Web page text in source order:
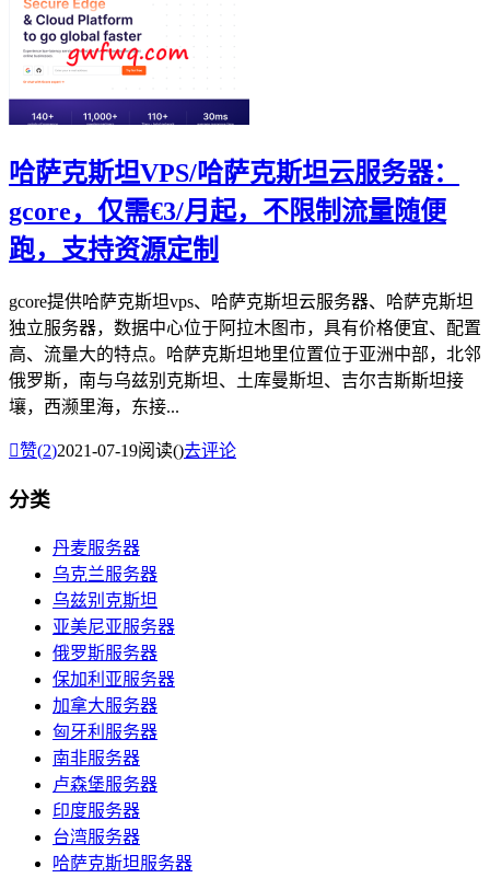
哈萨克斯坦VPS/哈萨克斯坦云服务器：
gcore，仅需€3/月起，不限制流量随便
跑，支持资源定制
gcore提供哈萨克斯坦vps、哈萨克斯坦云服务器、哈萨克斯坦
独立服务器，数据中心位于阿拉木图市，具有价格便宜、配置
高、流量大的特点。哈萨克斯坦地里位置位于亚洲中部，北邻
俄罗斯，南与乌兹别克斯坦、土库曼斯坦、吉尔吉斯斯坦接
壤，西濒里海，东接...
赞(2)2021-07-19阅读()去评论
分类
丹麦服务器
乌克兰服务器
乌兹别克斯坦
亚美尼亚服务器
俄罗斯服务器
保加利亚服务器
加拿大服务器
匈牙利服务器
南非服务器
卢森堡服务器
印度服务器
台湾服务器
哈萨克斯坦服务器